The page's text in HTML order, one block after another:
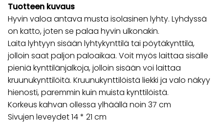
Tuotteen kuvaus
Hyvin valoa antava musta isolasinen lyhty. Lyhdyssä
on katto, joten se palaa hyvin ulkonakin.
Laita lyhtyyn sisään lyhtykynttilä tai pöytäkynttilä,
jolloin saat paljon paloaikaa. Voit myös laittaa sisälle
pieniä kynttilänjalkoja, jolloin sisään voi laittaa
kruunukynttilöitä. Kruunukynttilöistä liekki ja valo näkyy
hienosti, paremmin kuin muista kynttilöistä.
Korkeus kahvan ollessa ylhäällä noin 37 cm
Sivujen leveydet 14 * 21 cm